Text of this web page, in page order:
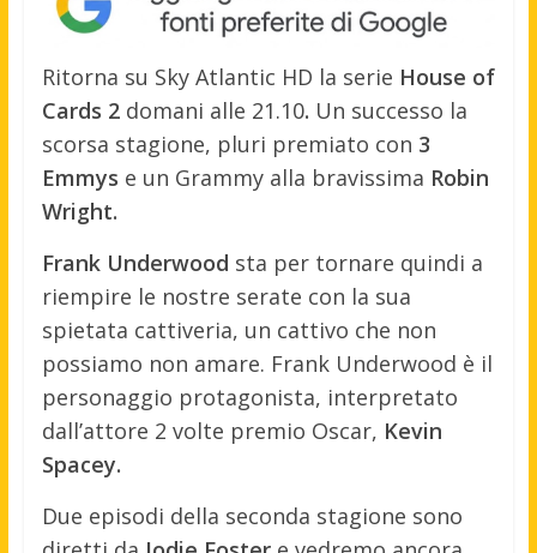
Ritorna su Sky Atlantic HD la serie House of
Cards 2 domani alle 21.10. Un successo la
scorsa stagione, pluri premiato con 3
Emmys e un Grammy alla bravissima Robin
Wright.
Frank Underwood sta per tornare quindi a
riempire le nostre serate con la sua
spietata cattiveria, un cattivo che non
possiamo non amare. Frank Underwood è il
personaggio protagonista, interpretato
dall’attore 2 volte premio Oscar, Kevin
Spacey.
Due episodi della seconda stagione sono